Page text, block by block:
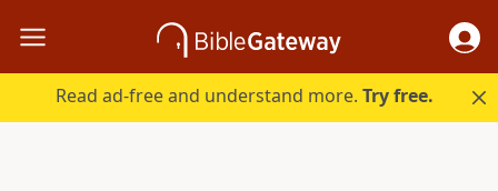
Read ad-free and understand more.Try free.